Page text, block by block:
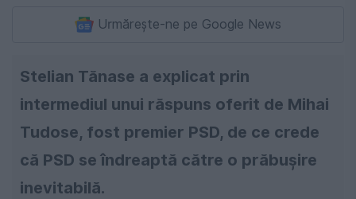
Urmărește-ne pe Google News
Stelian Tănase a explicat prin
intermediul unui răspuns oferit de Mihai
Tudose, fost premier PSD, de ce crede
că PSD se îndreaptă către o prăbușire
inevitabilă.